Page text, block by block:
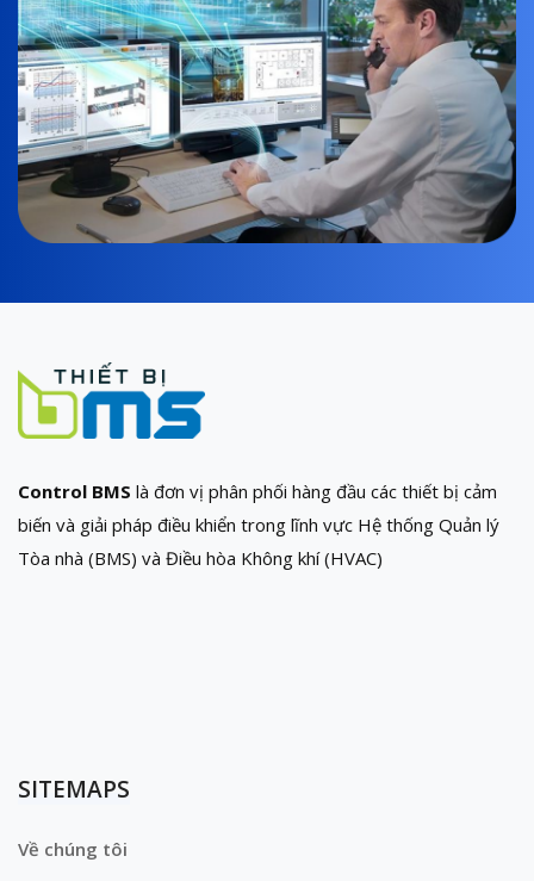
Control BMS là đơn vị phân phối hàng đầu các thiết bị cảm
biến và giải pháp điều khiển trong lĩnh vực Hệ thống Quản lý
Tòa nhà (BMS) và Điều hòa Không khí (HVAC)
SITEMAPS
Về chúng tôi